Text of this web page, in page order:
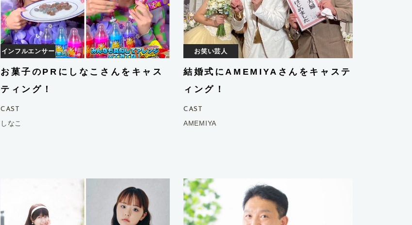
YouTuber
インフルエンサー
お菓子のPRにしなこさんをキャス
ティング！
CAST
しなこ
お笑い芸人
結婚式にAMEMIYAさんをキャステ
ィング！
CAST
AMEMIYA